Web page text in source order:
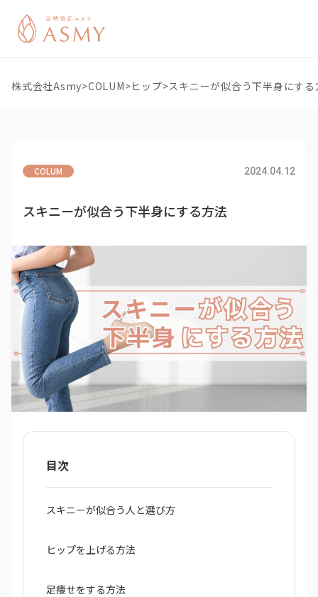
株式会社Asmy>COLUM>ヒップ>スキニーが似合う下半身にする
COLUM 2024.04.12
スキニーが似合う下半身にする方法
目次
スキニーが似合う人と選び方
ヒップを上げる方法
足痩せをする方法